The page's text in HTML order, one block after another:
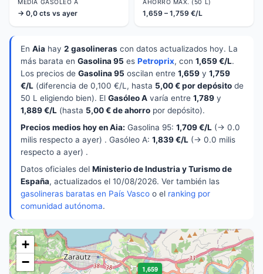
MEDIA GASOLEO A
→ 0,0 cts vs ayer
AHORRO MÁX. (50 L)
1,659 – 1,759 €/L
En Aia hay 2 gasolineras con datos actualizados hoy. La
más barata en Gasolina 95 es Petroprix, con 1,659 €/L.
Los precios de Gasolina 95 oscilan entre 1,659 y 1,759
€/L (diferencia de 0,100 €/L, hasta 5,00 € por depósito de
50 L eligiendo bien). El Gasóleo A varía entre 1,789 y
1,889 €/L (hasta 5,00 € de ahorro por depósito).
Precios medios hoy en Aia: Gasolina 95: 1,709 €/L (→ 0.0
milis respecto a ayer) . Gasóleo A: 1,839 €/L (→ 0.0 milis
respecto a ayer) .
Datos oficiales del Ministerio de Industria y Turismo de
España, actualizados el 10/08/2026. Ver también las
gasolineras baratas en País Vasco o el ranking por
comunidad autónoma.
1,659
+
−